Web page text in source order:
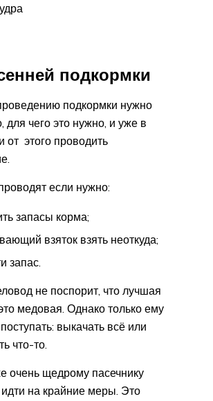
подкормки
подкормки нужно
для чего это нужно, и уже в
от этого проводить
если нужно:
запасы корма;
взяток взять неоткуда;
запас.
не поспорит, что лучшая
медовая. Однако только ему
выкачать всё или
что-то.
очень щедрому пасечнику
на крайние меры. Это